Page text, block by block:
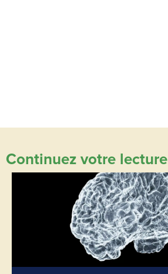
Continuez votre lecture